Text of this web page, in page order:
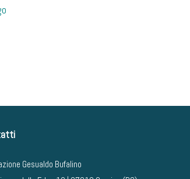
Gesualdo Bufalino